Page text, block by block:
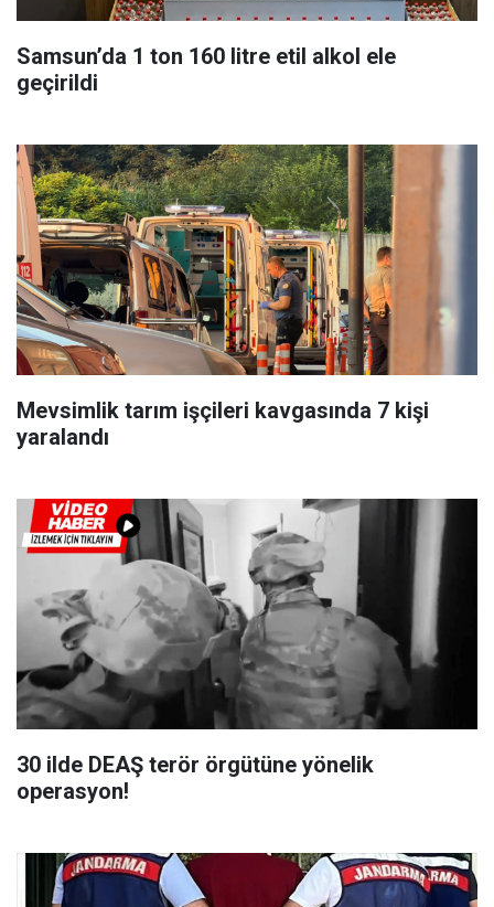
Samsun’da 1 ton 160 litre etil alkol ele
geçirildi
Mevsimlik tarım işçileri kavgasında 7 kişi
yaralandı
30 ilde DEAŞ terör örgütüne yönelik
operasyon!